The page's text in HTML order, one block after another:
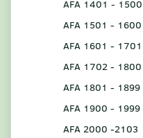
AFA 1401 - 1500
AFA 1501 - 1600
AFA 1601 - 1701
AFA 1702 - 1800
AFA 1801 - 1899
AFA 1900 - 1999
AFA 2000 -2103